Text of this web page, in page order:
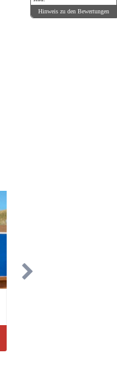
Hinweis zu den Bewertungen